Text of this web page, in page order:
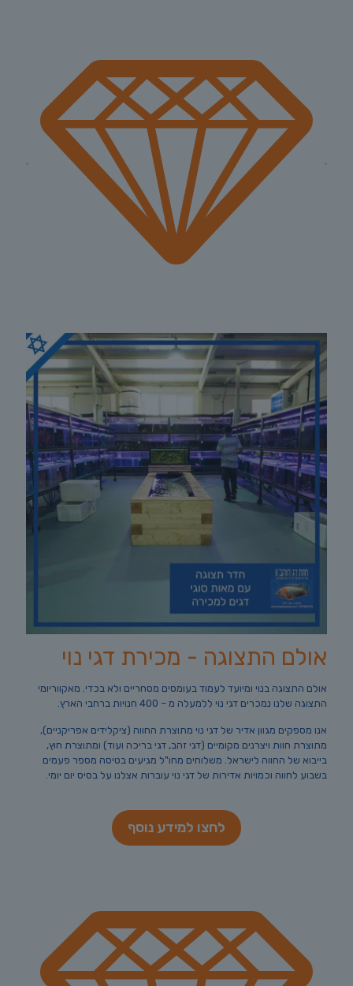
אולם התצוגה - מכירת דגי נוי
אולם התצוגה בנוי ומיועד לעמוד בעומסים מסחריים ולא בכדי. מאקווריומי
התצוגה שלנו נמכרים דגי נוי ללמעלה מ – 400 חנויות ברחבי הארץ.
אנו מספקים מגוון אדיר של דגי נוי מתוצרת החווה (ציקלידים אפריקניים),
מתוצרת חוות ויצרנים מקומיים (דגי זהב, דגי בריכה ועוד) ומתוצרת חוץ,
בייבוא של החווה לישראל. משלוחים מחו"ל מגיעים בטיסה מספר פעמים
בשבוע לחווה וכמויות אדירות של דגי נוי עוברות אצלנו על בסיס יום יומי.
לחצו למידע נוסף